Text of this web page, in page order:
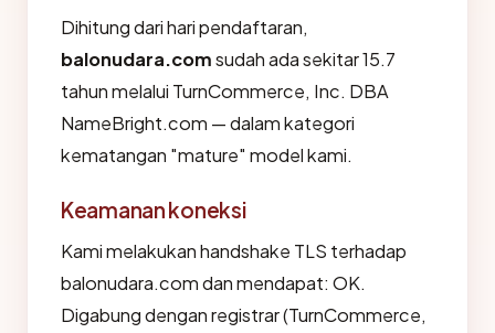
Dihitung dari hari pendaftaran,
balonudara.comsudah ada sekitar 15.7
tahun melalui TurnCommerce, Inc. DBA
NameBright.com — dalam kategori
kematangan "mature" model kami.
Keamanan koneksi
Kami melakukan handshake TLS terhadap
balonudara.com dan mendapat: OK.
Digabung dengan registrar (TurnCommerce,